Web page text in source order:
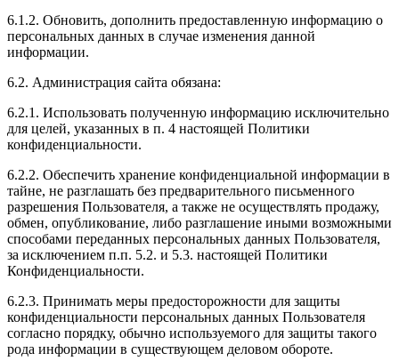
6.1.2. Обновить, дополнить предоставленную информацию о
персональных данных в случае изменения данной
информации.
6.2. Администрация сайта обязана:
6.2.1. Использовать полученную информацию исключительно
для целей, указанных в п. 4 настоящей Политики
конфиденциальности.
6.2.2. Обеспечить хранение конфиденциальной информации в
тайне, не разглашать без предварительного письменного
разрешения Пользователя, а также не осуществлять продажу,
обмен, опубликование, либо разглашение иными возможными
способами переданных персональных данных Пользователя,
за исключением п.п. 5.2. и 5.3. настоящей Политики
Конфиденциальности.
6.2.3. Принимать меры предосторожности для защиты
конфиденциальности персональных данных Пользователя
согласно порядку, обычно используемого для защиты такого
рода информации в существующем деловом обороте.